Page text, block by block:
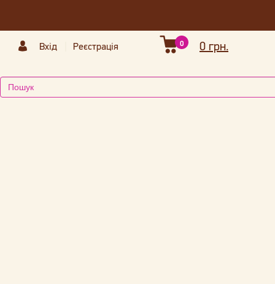
Вхід Реєстрація 0 грн.
0